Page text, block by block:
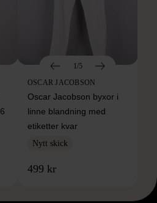
1/5
OSCAR JACOBSON
Oscar Jacobson byxor i
linne blandning med
etiketter kvar
Nytt skick
499 kr